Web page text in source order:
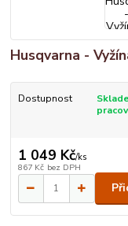
Husqvarna -
Dostupnost
1 049 Kč/ks
867 Kč bez DPH